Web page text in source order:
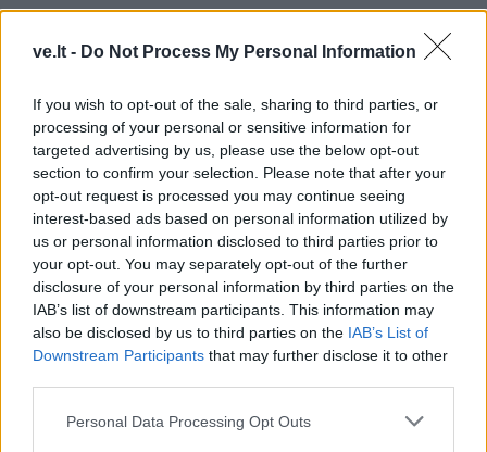
ve.lt - Do Not Process My Personal Information
If you wish to opt-out of the sale, sharing to third parties, or
processing of your personal or sensitive information for
targeted advertising by us, please use the below opt-out
section to confirm your selection. Please note that after your
opt-out request is processed you may continue seeing
interest-based ads based on personal information utilized by
us or personal information disclosed to third parties prior to
your opt-out. You may separately opt-out of the further
disclosure of your personal information by third parties on the
IAB’s list of downstream participants. This information may
also be disclosed by us to third parties on the IAB’s List of
Downstream Participants that may further disclose it to other
Personal Data Processing Opt Outs
TAIP PAT SKAITYKITE